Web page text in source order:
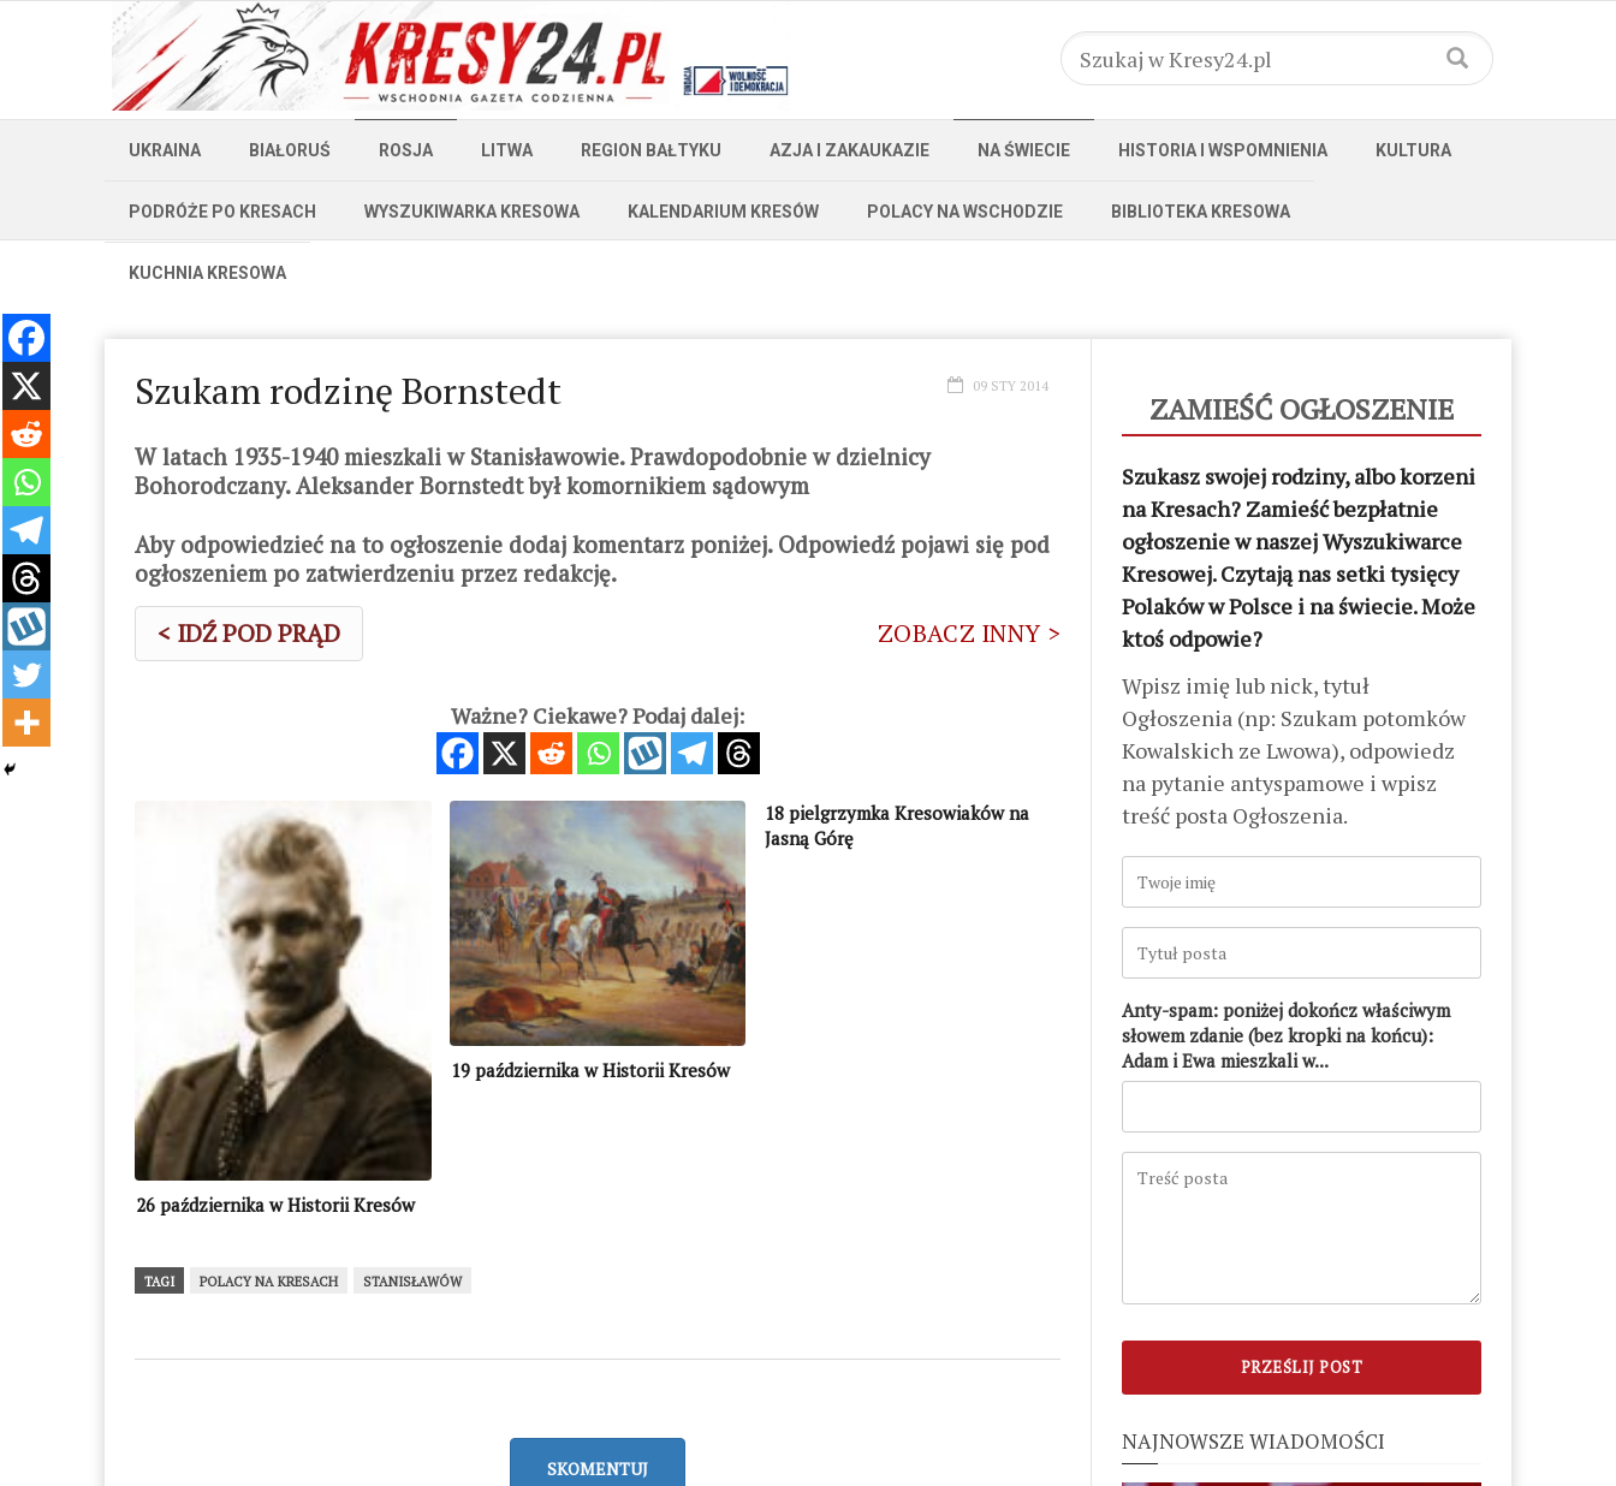
UKRAINA BIAŁORUŚ ROSJA LITWA REGION BAŁTYKU AZJA I ZAKAUKAZIE NA ŚWIECIE HISTORIA I WSPOMNIENIA KULTURA
PODRÓŻE PO KRESACH WYSZUKIWARKA KRESOWA KALENDARIUM KRESÓW POLACY NA WSCHODZIE BIBLIOTEKA KRESOWA
KUCHNIA KRESOWA
Szukam rodzinę Bornstedt 09 STY 2014
W latach 1935-1940 mieszkali w Stanisławowie. Prawdopodobnie w dzielnicy
Bohorodczany. Aleksander Bornstedt był komornikiem sądowym
Aby odpowiedzieć na to ogłoszenie dodaj komentarz poniżej. Odpowiedź pojawi się pod
ogłoszeniem po zatwierdzeniu przez redakcję.
< IDŹ POD PRĄD ZOBACZ INNY >
Ważne? Ciekawe? Podaj dalej:
26 października w Historii Kresów
19 października w Historii Kresów
18 pielgrzymka Kresowiaków na
Jasną Górę
TAGI POLACY NA KRESACH STANISŁAWÓW
SKOMENTUJ
ZAMIEŚĆ OGŁOSZENIE
Szukasz swojej rodziny, albo korzeni
na Kresach? Zamieść bezpłatnie
ogłoszenie w naszej Wyszukiwarce
Kresowej. Czytają nas setki tysięcy
Polaków w Polsce i na świecie. Może
ktoś odpowie?
Wpisz imię lub nick, tytuł
Ogłoszenia (np: Szukam potomków
Kowalskich ze Lwowa), odpowiedz
na pytanie antyspamowe i wpisz
treść posta Ogłoszenia.
Anty-spam: poniżej dokończ właściwym
słowem zdanie (bez kropki na końcu):
Adam i Ewa mieszkali w...
NAJNOWSZE WIADOMOŚCI